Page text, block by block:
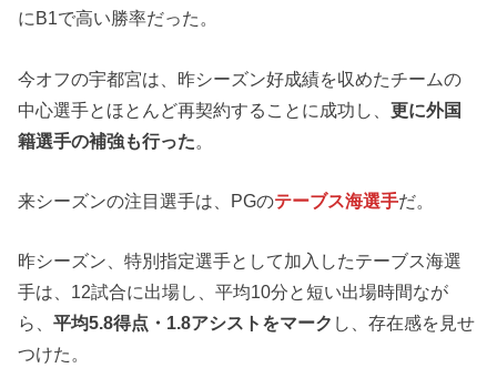
にB1で高い勝率だった。
今オフの宇都宮は、昨シーズン好成績を収めたチームの
中心選手とほとんど再契約することに成功し、更に外国
籍選手の補強も行った
来シーズンの注目選手は、PGのテーブス海選手だ。
昨シーズン、特別指定選手として加入したテーブス海選
手は、12試合に出場し、平均10分と短い出場時間なが
ら、平均5.8得点・1.8アシストをマーク し、存在感を見せ
つけた。